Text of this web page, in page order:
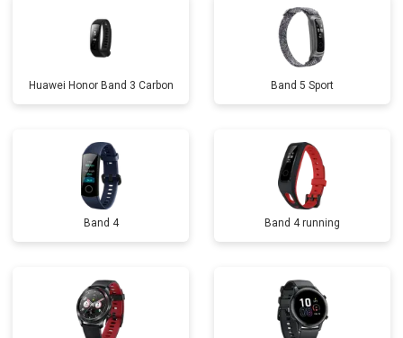
Huawei Honor Band 3 Carbon Band 5 Sport
Band 4 Band 4 running